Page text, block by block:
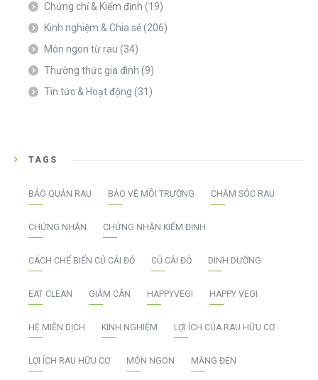
Chứng chỉ & Kiểm định (19)
Kinh nghiệm & Chia sẻ(206)
Món ngon từ rau (34)
Thường thức gia đình (9)
Tin tức & Hoạt động (31)
TAGS
BẢO QUẢN RAU BẢO VỆ MÔI TRƯỜNG CHĂM SÓC RAU
CHỨNG NHẬN CHỨNG NHẬN KIỂM ĐỊNH
CÁCH CHẾ BIẾN CỦ CẢI ĐỎ CỦ CẢI ĐỎ DINH DƯỠNG
EAT CLEAN GIẢM CÂN HAPPYVEGI HAPPY VEGI
HỆ MIỄN DỊCH KINH NGHIỆM LỢI ÍCH CỦA RAU HỮU CƠ
LỢI ÍCH RAU HỮU CƠ MÓN NGON MĂNG ĐEN